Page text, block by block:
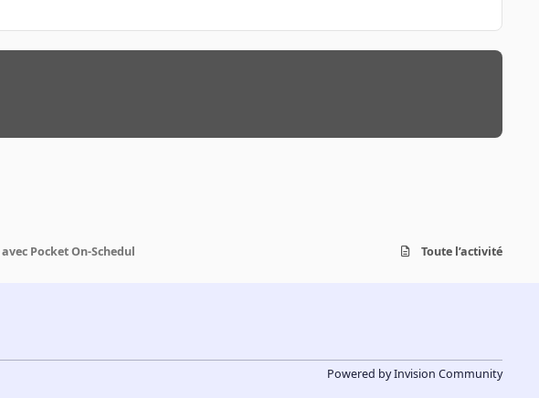
Pocket On-Schedul Toute l’activité
Powered byInvision Community